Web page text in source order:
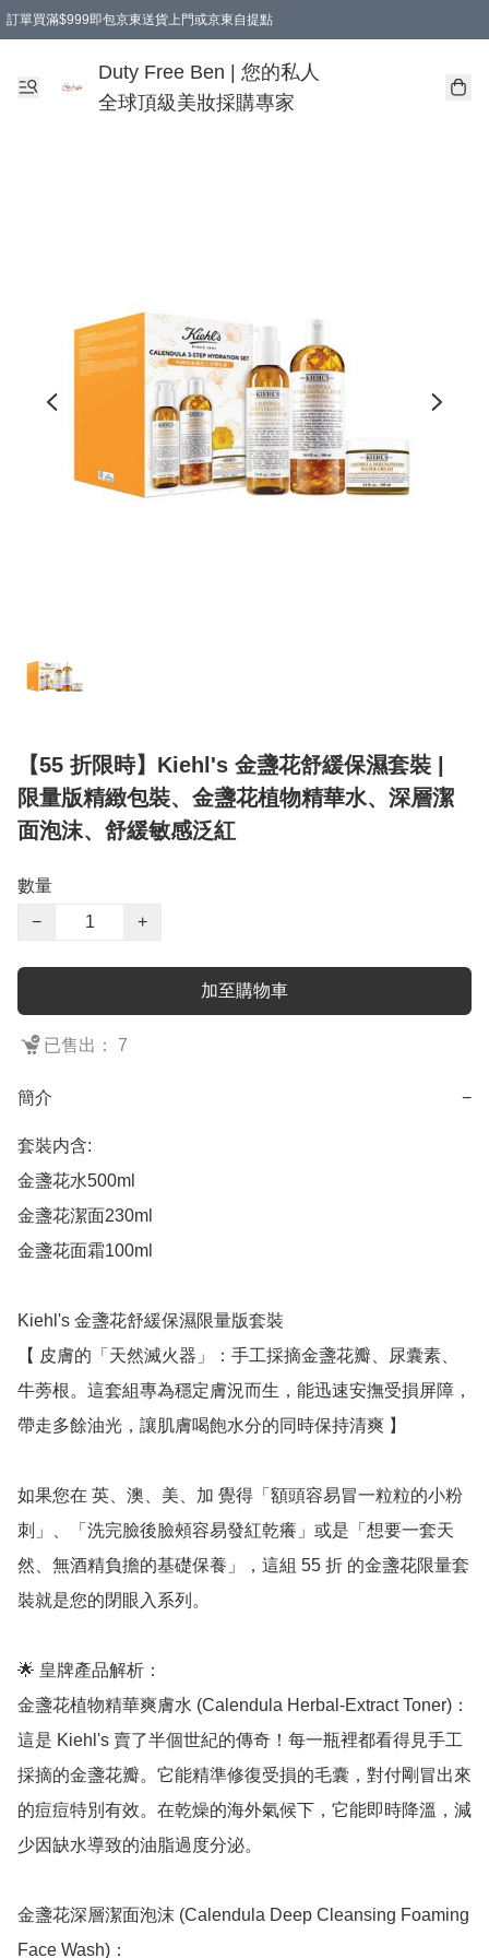
訂單買滿$999即包京東送貨上門或京東自提點
Duty Free Ben | 您的私人
全球頂級美妝採購專家
【55 折限時】Kiehl's 金盞花舒緩保濕套裝 |
限量版精緻包裝、金盞花植物精華水、深層潔
面泡沫、舒緩敏感泛紅
數量
−
+
加至購物車
已售出： 7
簡介 −
套裝内含:
金盞花水500ml
金盞花潔面230ml
金盞花面霜100ml
Kiehl's 金盞花舒緩保濕限量版套裝
【 皮膚的「天然滅火器」：手工採摘金盞花瓣、尿囊素、
牛蒡根。這套組專為穩定膚況而生，能迅速安撫受損屏障，
帶走多餘油光，讓肌膚喝飽水分的同時保持清爽 】
如果您在 英、澳、美、加 覺得「額頭容易冒一粒粒的小粉
刺」、「洗完臉後臉頰容易發紅乾癢」或是「想要一套天
然、無酒精負擔的基礎保養」，這組 55 折 的金盞花限量套
裝就是您的閉眼入系列。
🌟 皇牌產品解析：
金盞花植物精華爽膚水 (Calendula Herbal-Extract Toner)：
這是 Kiehl's 賣了半個世紀的傳奇！每一瓶裡都看得見手工
採摘的金盞花瓣。它能精準修復受損的毛囊，對付剛冒出來
的痘痘特別有效。在乾燥的海外氣候下，它能即時降溫，減
少因缺水導致的油脂過度分泌。
金盞花深層潔面泡沫 (Calendula Deep Cleansing Foaming
Face Wash)：